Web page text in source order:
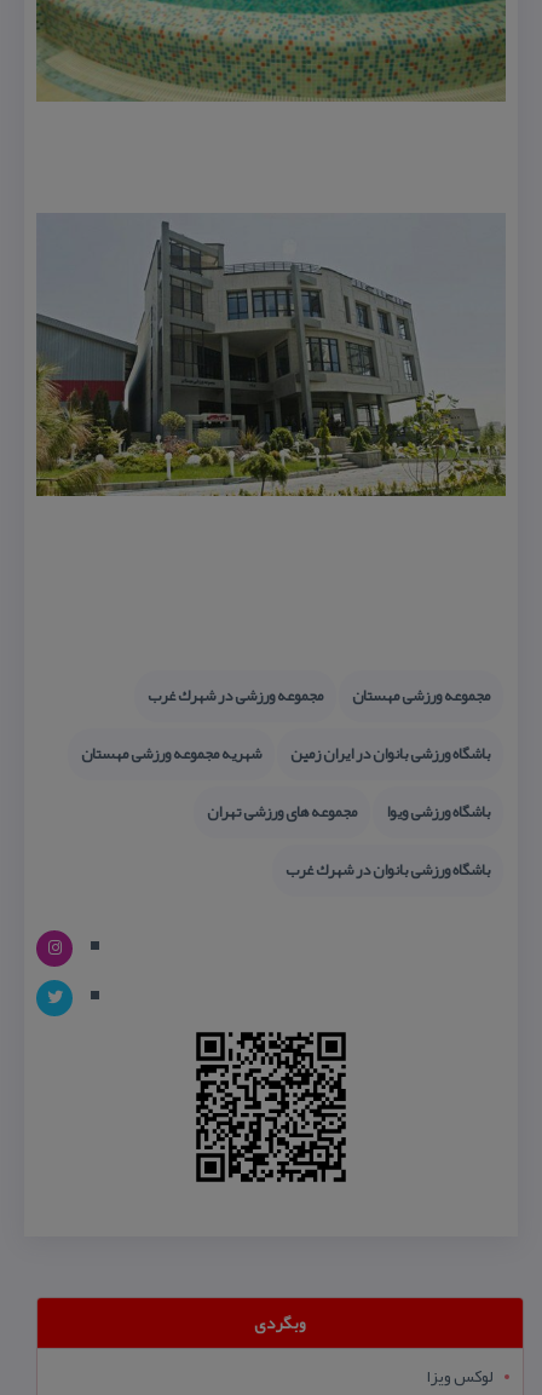
مجموعه ورزشی مهستان
مجموعه ورزشی در شهرك غرب
باشگاه ورزشی بانوان در ایران زمین
شهریه مجموعه ورزشی مهستان
باشگاه ورزشی ویوا
مجموعه های ورزشی تهران
باشگاه ورزشی بانوان در شهرك غرب
وبگردی
لوکس ویزا